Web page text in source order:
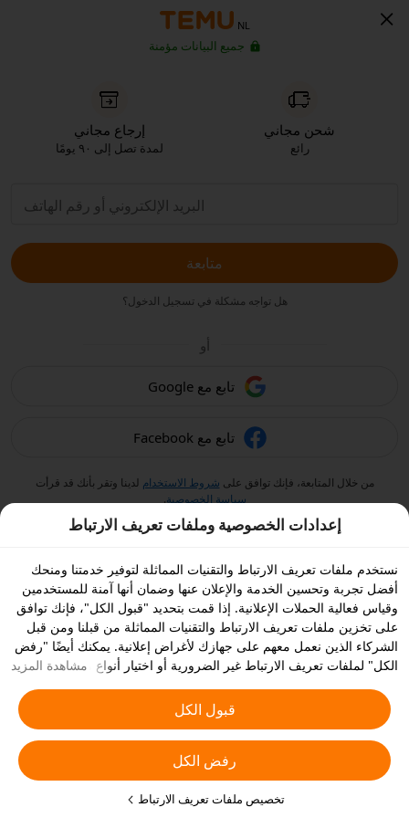
NL
جميع البيانات مؤمنة
شحن مجاني
رائع
إرجاع مجاني
لمدة تصل إلى ٩٠ يومًا
متابعة
هل تواجه مشكلة في تسجيل الدخول؟
أو
تابع مع Google
تابع مع Facebook
من خلال المتابعة، فإنك توافق على شروط الاستخدام لدينا وتقر بأنك قد قرأت
سياسة الخصوصية.
إعدادات الخصوصية وملفات تعريف الارتباط
نستخدم ملفات تعريف الارتباط والتقنيات المماثلة لتوفير خدمتنا ومنحك
أفضل تجربة وتحسين الخدمة والإعلان عنها وضمان أنها آمنة للمستخدمين
وقياس فعالية الحملات الإعلانية. إذا قمت بتحديد "قبول الكل"، فإنك توافق
على تخزين ملفات تعريف الارتباط والتقنيات المماثلة من قبلنا ومن قبل
الشركاء الذين نعمل معهم على جهازك لأغراض إعلانية. يمكنك أيضًا "رفض
الكل" لملفات تعريف الارتباط غير الضرورية أو اختيار أنواع ملفات تعريف
تعريف الارتباط" أدناه أو في أي وقت من إعدادات الخصوصية الخاصة بك.
يمكنك الاطلاع على
سياسة ملفات تعريف الارتباط والتقنيات المشابهة
للحصول على المزيد من التفاصيل.
مشاهدة المزيد
قبول الكل
رفض الكل
تخصيص ملفات تعريف الارتباط